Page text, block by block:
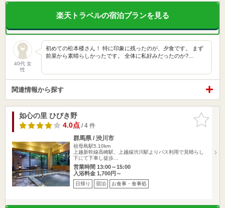
楽天トラベルの宿泊プランを見る
40代 女
性
初めての松本楼さん！ 特に印象に残ったのが、夕食です。 まず
前菜から素晴らしかったです。 全体に私好みだったのか?…
関連情報から探す
お気に入
りに追加
如心の里 ひびき野
4.0点/ 4 件
群馬県 / 渋川市
祖母島駅5.10km
上越新幹線高崎駅、上越線渋川駅よりバス利用で見晴らし
下にて下車し徒歩…
営業時間 13:00～15:00
入浴料金 1,700円～
日帰り 宿泊 お食事・食事処